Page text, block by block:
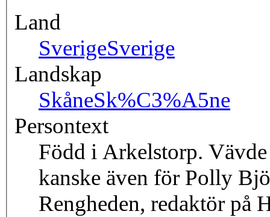
Land
SverigeSverige
Landskap
SkåneSk%C3%A5ne
Persontext
Född i Arkelstorp.
kanske även för Polly
Rengheden, redaktör på